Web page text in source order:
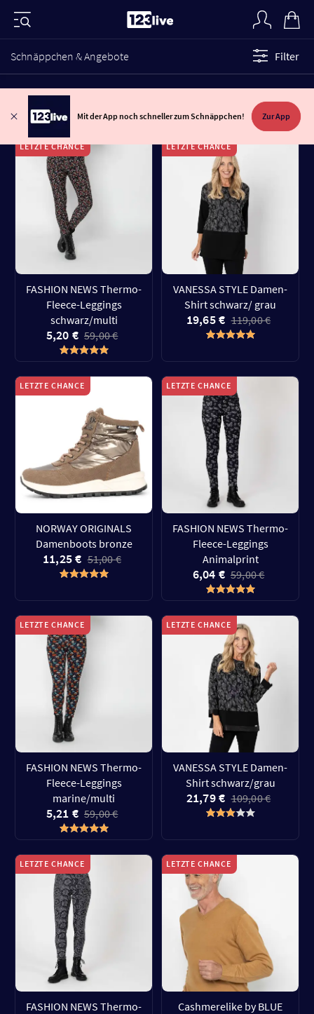
Schnäppchen & Angebote Filter
Mit der App noch schneller zum Schnäppchen! Zur App
LETZTE CHANCE
FASHION NEWS Thermo-
Fleece-Leggings
schwarz/multi
5,20 € 59,00 €
LETZTE CHANCE
VANESSA STYLE Damen-
Shirt schwarz/ grau
19,65 € 119,00 €
LETZTE CHANCE
NORWAY ORIGINALS
Damenboots bronze
11,25 € 51,00 €
LETZTE CHANCE
FASHION NEWS Thermo-
Fleece-Leggings
Animalprint
6,04 € 59,00 €
LETZTE CHANCE
FASHION NEWS Thermo-
Fleece-Leggings
marine/multi
5,21 € 59,00 €
LETZTE CHANCE
VANESSA STYLE Damen-
Shirt schwarz/grau
21,79 € 109,00 €
LETZTE CHANCE
FASHION NEWS Thermo-
LETZTE CHANCE
Cashmerelike by BLUE